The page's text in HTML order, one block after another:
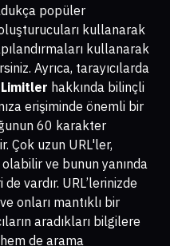
popüler
kullanarak
kullanarak
Ayrıca, tarayıcılarda
hakkında bilinçli
erişiminde önemli bir
60 karakter
Çok uzun URL'ler,
olabilir ve bunun yanında
vardır. URL’lerinizde
onları mantıklı bir
aradıkları bilgilere
de arama